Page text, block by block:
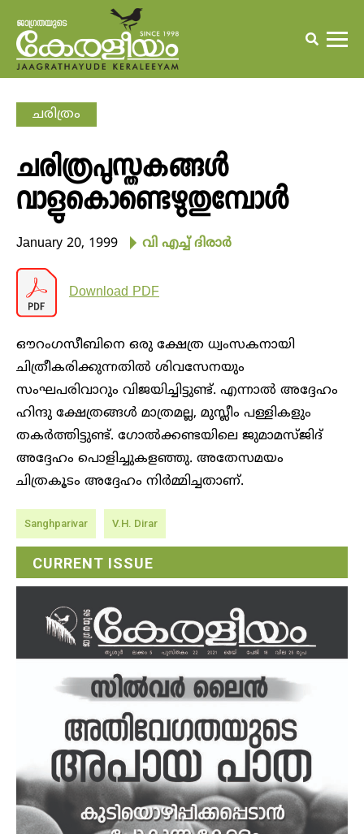
ചരിത്രം
ചരിത്രപുസ്തകങ്ങള്‍
വാളുകൊണ്ടെഴുതുമ്പോള്‍
January 20, 1999 വി എച്ച് ദിരാര്‍
Download PDF
ഔറംഗസീബിനെ ഒരു ക്ഷേത്ര ധ്വംസകനായി
ചിത്രീകരിക്കുന്നതില്‍ ശിവസേനയും
സംഘപരിവാറും വിജയിച്ചിട്ടുണ്ട്. എന്നാല്‍ അദ്ദേഹം
ഹിന്ദു ക്ഷേത്രങ്ങള്‍ മാത്രമല്ല, മുസ്ലീം പള്ളികളും
തകര്‍ത്തിട്ടുണ്ട്. ഗോല്‍ക്കണ്ടയിലെ ജുമാമസ്ജിദ്
അദ്ദേഹം പൊളിച്ചുകളഞ്ഞു. അതേസമയം
ചിത്രകൂടം അദ്ദേഹം നിര്‍മ്മിച്ചതാണ്.
Sanghparivar V.H. Dirar
CURRENT ISSUE